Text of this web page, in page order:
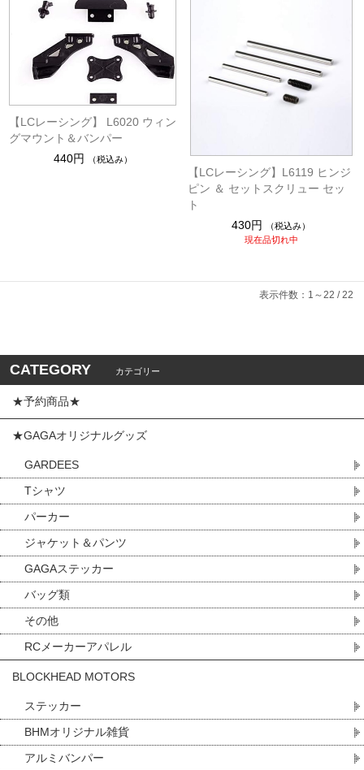
【LCレーシング】 L6020 ウィン
グマウント＆バンパー
440円
（税込み）
【LCレーシング】L6119 ヒンジ
ピン ＆ セットスクリュー セッ
ト
430円
（税込み）
現在品切れ中
表示件数：1～22 / 22
CATEGORY カテゴリー
★予約商品★
★GAGAオリジナルグッズ
GARDEES
Tシャツ
パーカー
ジャケット＆パンツ
GAGAステッカー
バッグ類
その他
RCメーカーアパレル
BLOCKHEAD MOTORS
ステッカー
BHMオリジナル雑貨
アルミバンパー